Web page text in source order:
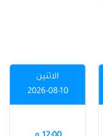
الاثنين
2026-08-10